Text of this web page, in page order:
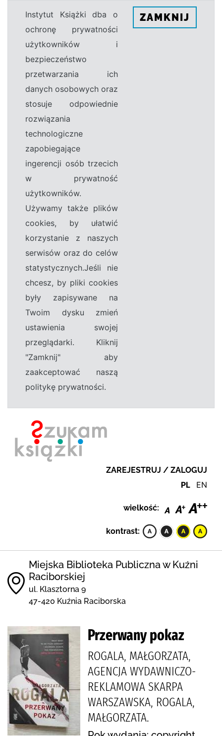
Instytut Książki dba o
ochronę prywatności
użytkowników i
bezpieczeństwo
przetwarzania ich
danych osobowych oraz
stosuje odpowiednie
rozwiązania
technologiczne
zapobiegające
ingerencji osób trzecich
w prywatność
użytkowników.
Używamy także plików
cookies, by ułatwić
korzystanie z naszych
serwisów oraz do celów
statystycznych.Jeśli nie
chcesz, by pliki cookies
były zapisywane na
Twoim dysku zmień
ustawienia swojej
przeglądarki. Kliknij
"Zamknij" aby
zaakceptować naszą
politykę prywatności.
ZAMKNIJ
ZAREJESTRUJ / ZALOGUJ
PL EN
wielkość:
kontrast:
Miejska Biblioteka Publiczna w Kuźni
Raciborskiej
ul. Klasztorna 9
47-420 Kuźnia Raciborska
Przerwany pokaz
ROGALA, MAŁGORZATA,
AGENCJA WYDAWNICZO-
REKLAMOWA SKARPA
WARSZAWSKA, ROGALA,
MAŁGORZATA.